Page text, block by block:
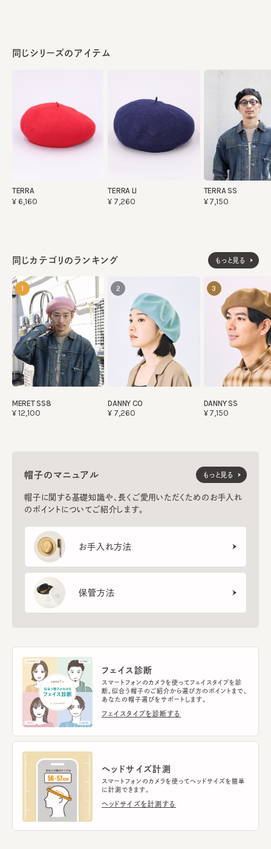
同じシリーズのアイテム
TERRA
¥6,160
TERRA LI
¥7,260
TERRA SS
¥7,150
同じカテゴリのランキング もっと見る
1
MERET SS8
¥12,100
2
DANNY CO
¥7,260
3
DANNY SS
¥7,150
帽子のマニュアル
帽子に関する基礎知識や、長くご愛用いただくためのお手入れ
のポイントについてご紹介します。
お手入れ方法
保管方法
もっと見る
フェイス診断
スマートフォンのカメラを使ってフェイスタイプを診
断。似合う帽子のご紹介から選び方のポイントまで、
あなたの帽子選びをサポートします。
フェイスタイプを診断する
ヘッドサイズ計測
スマートフォンのカメラを使ってヘッドサイズを簡単
に計測できます。
ヘッドサイズを計測する